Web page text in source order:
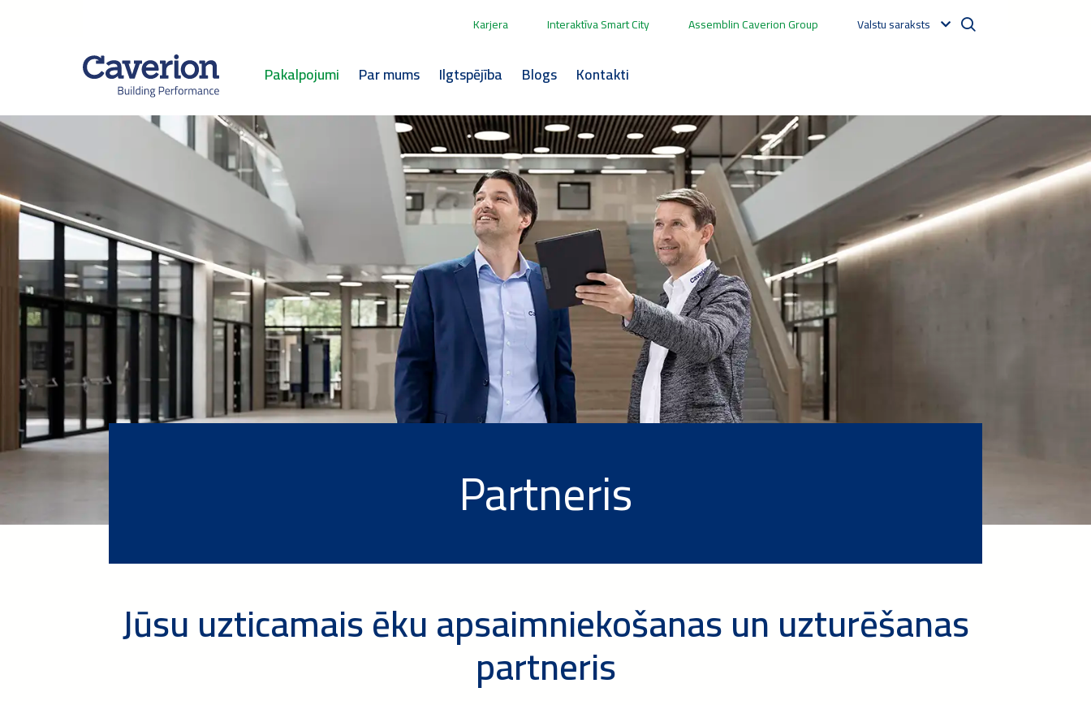
Karjera Interaktīva Smart City Assemblin Caverion Group Valstu saraksts
Pakalpojumi Par mums Ilgtspējība Blogs Kontakti
Partneris
Jūsu uzticamais ēku apsaimniekošanas un uzturēšanas
partneris